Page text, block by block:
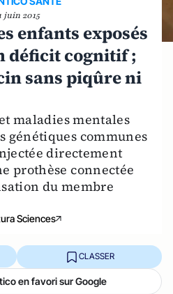
juin 2015
enfants exposés
déficit cognitif ;
sans piqûre ni
maladies mentales
génétiques communes
directement
prothèse connectée
du membre
Sciences
CLASSER
en favori sur Google